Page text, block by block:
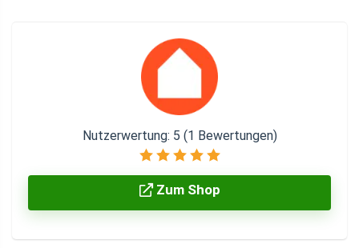
Nutzerwertung: 5 (1 Bewertungen)
Zum Shop